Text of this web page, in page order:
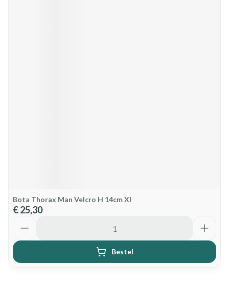
Bota Thorax Man Velcro H 14cm Xl
€ 25,30
Bestel